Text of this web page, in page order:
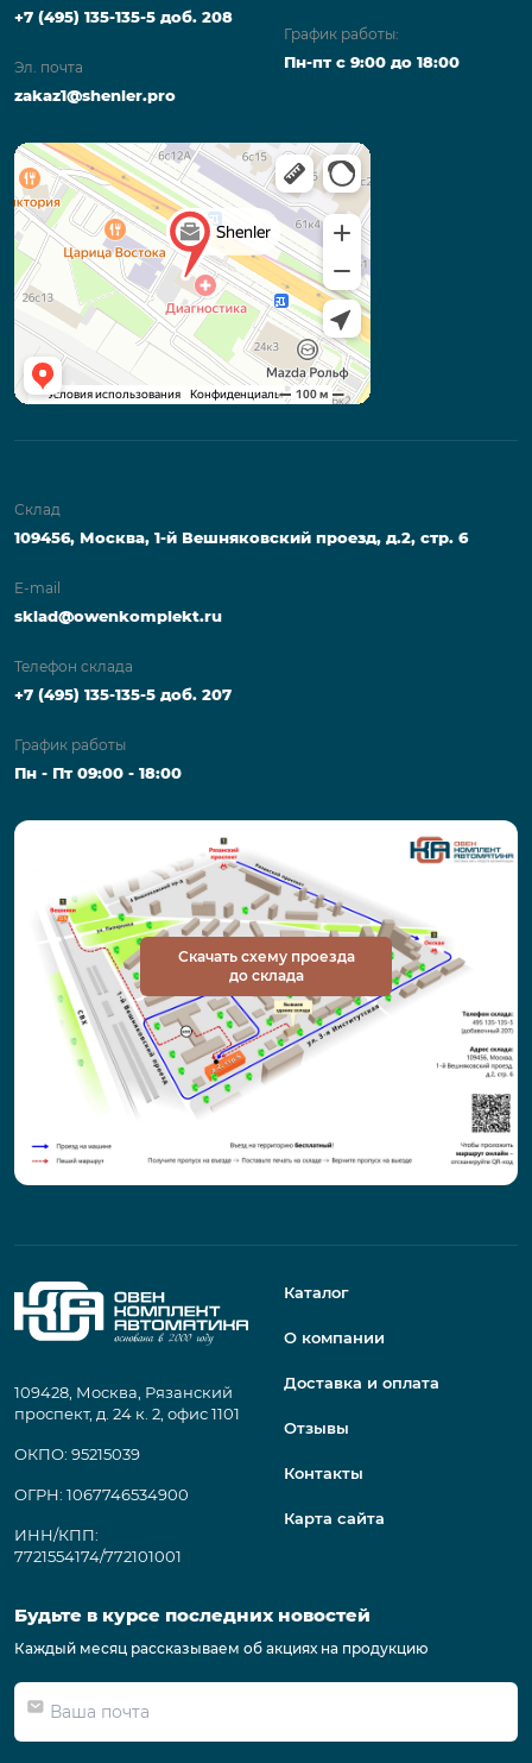
+7 (495) 135-135-5 доб. 208
Эл. почта
zakaz1@shenler.pro
График работы:
Пн-пт с 9:00 до 18:00
Склад
109456, Москва, 1-й Вешняковский проезд, д.2, стр. 6
E-mail
sklad@owenkomplekt.ru
Телефон склада
+7 (495) 135-135-5 доб. 207
График работы
Пн - Пт 09:00 - 18:00
Скачать схему проезда
до склада
109428, Москва, Рязанский
проспект, д. 24 к. 2, офис 1101
ОКПО: 95215039
ОГРН: 1067746534900
ИНН/КПП:
7721554174/772101001
Каталог
О компании
Доставка и оплата
Отзывы
Контакты
Карта сайта
Будьте в курсе последних новостей
Каждый месяц рассказываем об акциях на продукцию